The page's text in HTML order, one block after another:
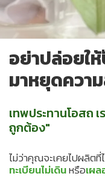
อย่าปล่อยใ
มาหยุดควา
เทพประทานโอสถ
ถูกต้อง"
ไม่ว่าคุณจะเคยไปผลิต
ทะเบียนไม่เดินหรือเผ